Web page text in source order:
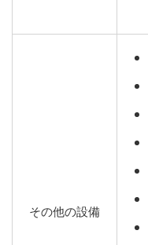
その他の設備